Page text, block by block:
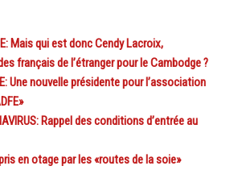
Mais qui est donc Cendy Lacroix,
français de l’étranger pour le Cambodge ?
Une nouvelle présidente pour l’association
Rappel des conditions d’entrée au
en otage par les «routes de la soie»